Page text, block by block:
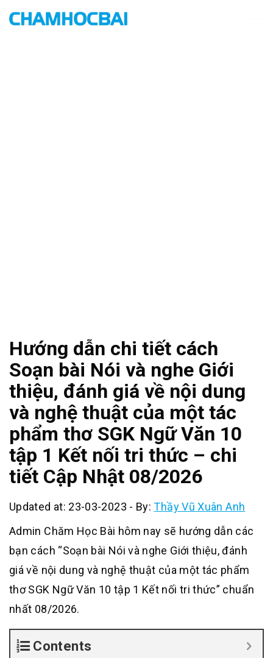
Hướng dẫn chi tiết cách
Soạn bài Nói và nghe Giới
thiệu, đánh giá về nội dung
và nghệ thuật của một tác
phẩm thơ SGK Ngữ Văn 10
tập 1 Kết nối tri thức – chi
tiết Cập Nhật 08/2026
Updated at: 23-03-2023 - By:Thầy Vũ Xuân Anh
Admin Chăm Học Bài hôm nay sẽ hướng dẫn các
bạn cách “Soạn bài Nói và nghe Giới thiệu, đánh
giá về nội dung và nghệ thuật của một tác phẩm
thơ SGK Ngữ Văn 10 tập 1 Kết nối tri thức” chuẩn
nhất 08/2026.
Contents